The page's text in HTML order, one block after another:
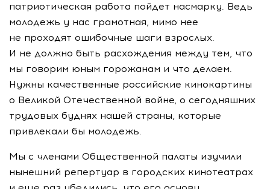
патриотическая работа пойдет насмарку. Ведь
молодежь у нас грамотная, мимо нее
не проходят ошибочные шаги взрослых.
И не должно быть расхождения между тем, что
мы говорим юным горожанам и что делаем.
Нужны качественные российские кинокартины
о Великой Отечественной войне, о сегодняшних
трудовых буднях нашей страны, которые
привлекали бы молодежь.
Мы с членами Общественной палаты изучили
нынешний репертуар в городских кинотеатрах